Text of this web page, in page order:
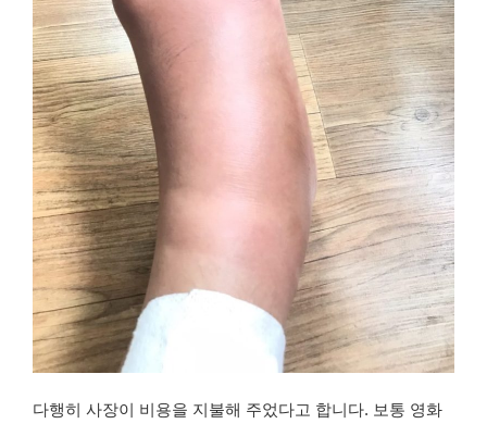
다행히 사장이 비용을 지불해 주었다고 합니다. 보통 영화